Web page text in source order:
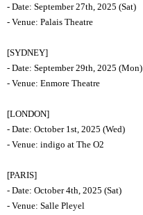
- Date: September 27th, 2025 (Sat)
- Venue: Palais Theatre
[SYDNEY]
- Date: September 29th, 2025 (Mon)
- Venue: Enmore Theatre
[LONDON]
- Date: October 1st, 2025 (Wed)
- Venue: indigo at The O2
[PARIS]
- Date: October 4th, 2025 (Sat)
- Venue: Salle Pleyel